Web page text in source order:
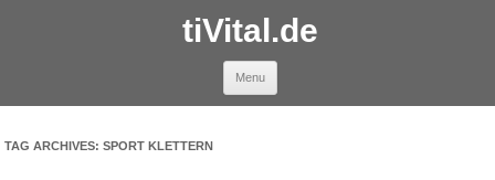
tiVital.de
Menu
TAG ARCHIVES:SPORT KLETTERN